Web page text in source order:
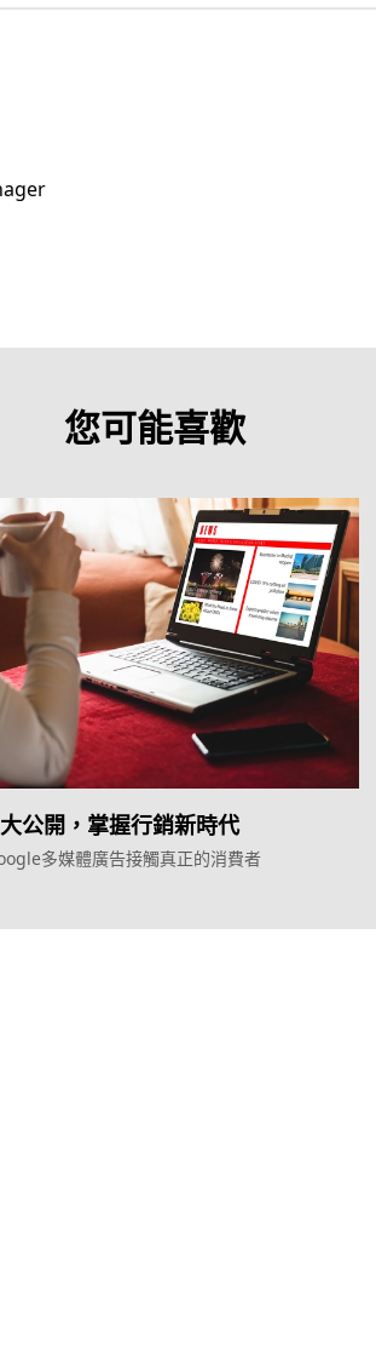
您可能喜歡
公開，掌握行銷新時代
多媒體廣告接觸真正的消費者